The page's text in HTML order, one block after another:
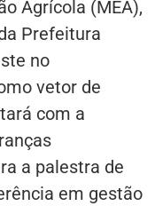
Agrícola (MEA),
Prefeitura
no
vetor de
com a
a palestra de
em gestão